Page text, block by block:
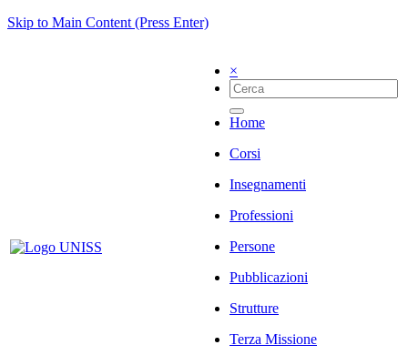
Skip to Main Content (Press Enter)
×
Home
Corsi
Insegnamenti
Professioni
Persone
Pubblicazioni
Strutture
Terza Missione